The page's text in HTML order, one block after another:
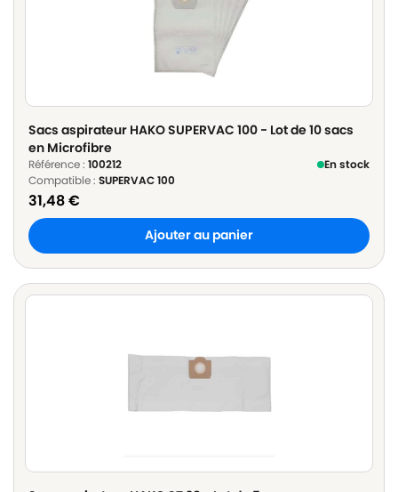
Sacs aspirateur HAKO SUPERVAC 100 - Lot de 10 sacs
en Microfibre
Référence : 100212
En stock
Compatible : SUPERVAC 100
31,48€
Ajouter au panier